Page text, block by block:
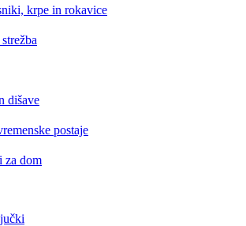
krpe in rokavice
dišave
postaje
za dom